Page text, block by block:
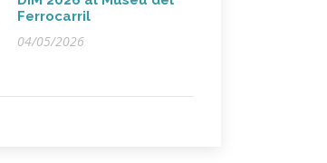
Ferrocarril
04/05/2026